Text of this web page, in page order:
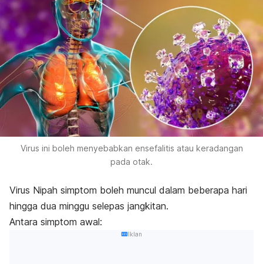
Virus ini boleh menyebabkan ensefalitis atau keradangan
pada otak.
Virus Nipah simptom boleh muncul dalam beberapa hari
hingga dua minggu selepas jangkitan.
Antara simptom awal:
Iklan